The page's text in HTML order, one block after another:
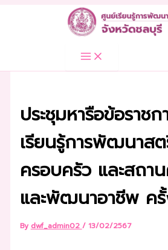
ประชุมหารือข้อราช
เรียนรู้การพัฒนาสต
ครอบครัว และสถา
และพัฒนาอาชีพ ค
By dwf_admin02 / 13/02/2567